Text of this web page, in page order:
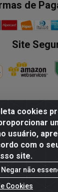
cookies
usuário,
com o
site.
Negar não
Cookies
de
Site
DE
nº10 Galpão 03
29.118-033 -